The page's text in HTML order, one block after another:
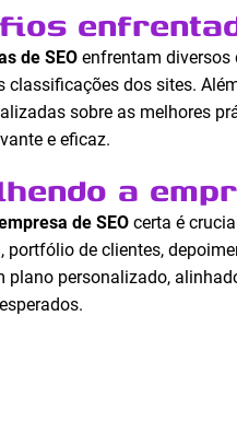
de SEO enfrentam diversos
classificações dos sites.
sobre as melhores
e eficaz.
a
de SEO certa é
portfólio de clientes,
plano personalizado,